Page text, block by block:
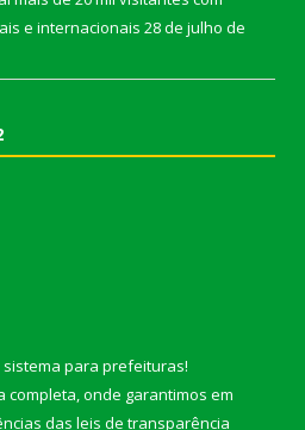
e internacionais 28 de julho de
sistema para prefeituras!
completa, onde garantimos em
das leis de transparência